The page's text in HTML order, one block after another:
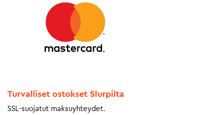
Turvalliset ostokset Slurpilta
SSL-suojatut maksuyhteydet.